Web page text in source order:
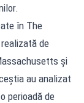
în The
de
și
au analizat
perioadă de